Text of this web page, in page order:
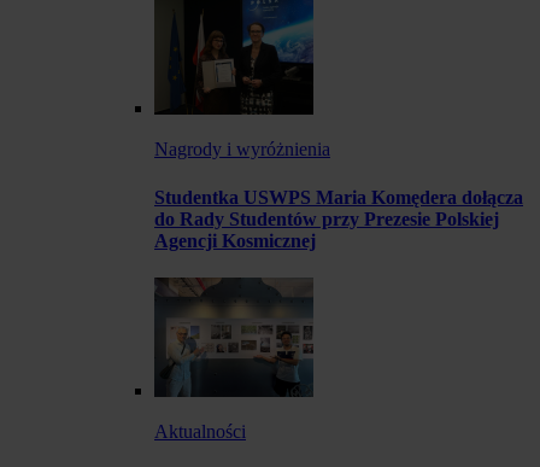
Nagrody i wyróżnienia
Studentka USWPS Maria Komędera dołącza
do Rady Studentów przy Prezesie Polskiej
Agencji Kosmicznej
Aktualności